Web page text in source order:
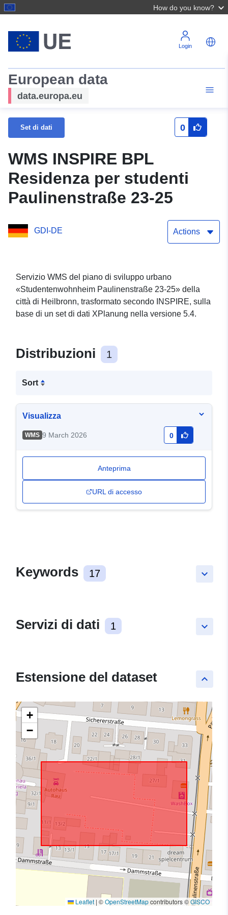
How do you know?
Login
European data
data.europa.eu
Set di dati 0
WMS INSPIRE BPL
Residenza per studenti
Paulinenstraße 23-25
GDI-DE Actions
Servizio WMS del piano di sviluppo urbano
«Studentenwohnheim Paulinenstraße 23-25» della
città di Heilbronn, trasformato secondo INSPIRE, sulla
base di un set di dati XPlanung nella versione 5.4.
Distribuzioni 1
Sort
Visualizza
WMS 9 March 2026 0
Anteprima
URL di accesso
keyboard_arrow_down
Keywords 17
keyboard_arrow_down
Servizi di dati 1
keyboard_arrow_up
Estensione del dataset
+
−
Leaflet | ©OpenStreetMapcontributors ©GISCO